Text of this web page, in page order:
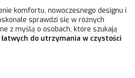
komfortu, nowoczesnego designu i
sprawdzi się w różnych
z myślą o osobach, które szukają
do utrzymania w czystości